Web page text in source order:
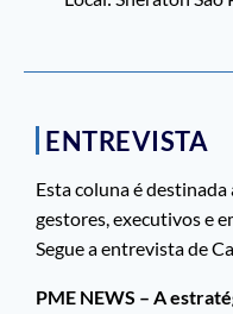
ENTREVISTA
Esta coluna é destinada
gestores, executivos e
Segue a entrevista de
PME NEWS – A